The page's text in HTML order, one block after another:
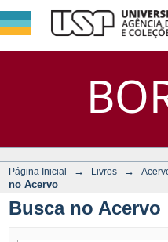
Busca
DSpace/
Página Inicial → Livros →
no Acervo
Busca no Acervo